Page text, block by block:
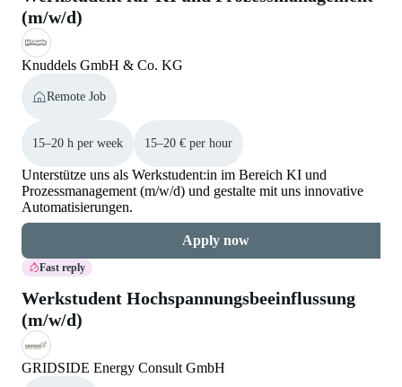
(m/w/d)
Knuddels GmbH & Co. KG
Remote Job
15–20 h per week 15–20 € per hour
Unterstütze uns als Werkstudent:in im Bereich KI und
Prozessmanagement (m/w/d) und gestalte mit uns innovative
Automatisierungen.
Apply now
Fast reply
Werkstudent Hochspannungsbeeinflussung
(m/w/d)
GRIDSIDE Energy Consult GmbH